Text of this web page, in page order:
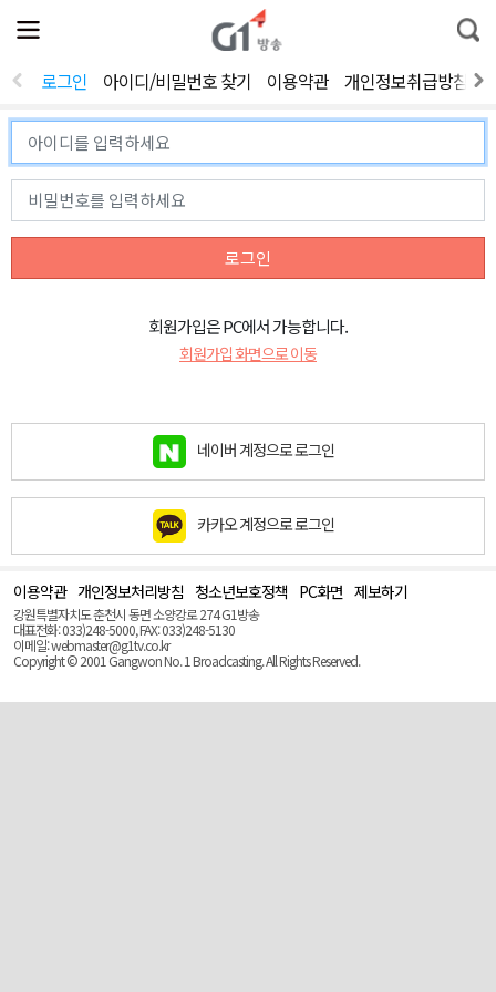
전
체
뉴
열
통
합
색
로그인 아이디/비밀번호 찾기 이용약관 개인정보취급방침
로그인
회원가입은 PC에서 가능합니다.
회원가입 화면으로 이동
네이버 계정으로 로그인
카카오 계정으로 로그인
이용약관 개인정보처리방침 청소년보호정책 PC화면 제보하기
강원특별자치도 춘천시 동면 소양강로 274 G1방송
대표전화: 033)248-5000, FAX: 033)248-5130
이메일: webmaster@g1tv.co.kr
Copyright © 2001 Gangwon No. 1 Broadcasting. All Rights Reserved.